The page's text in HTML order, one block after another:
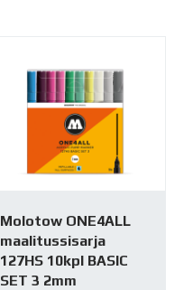
Molotow ONE4ALL
maalitussisarja
127HS 10kpl BASIC
SET 3 2mm